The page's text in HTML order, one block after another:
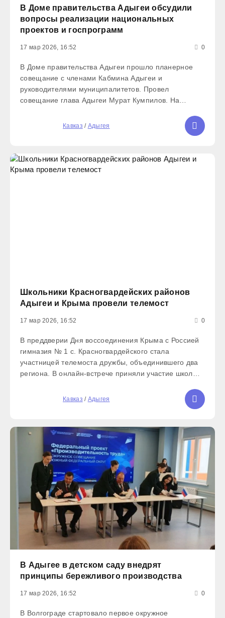
В Доме правительства Адыгеи обсудили
вопросы реализации национальных
проектов и госпрограмм
17 мар 2026, 16:52 0
В Доме правительства Адыгеи прошло планерное
совещание с членами Кабмина Адыгеи и
руководителями муниципалитетов. Провел
совещание глава Адыгеи Мурат Кумпилов. На
национальных проектов, госпрограмм, партийных
проектов «Единой России». Благодаря федеральной
Кавказ / Адыгея
Школьники Красногвардейских районов
Адыгеи и Крыма провели телемост
17 мар 2026, 16:52 0
В преддверии Дня воссоединения Крыма с Россией
гимназия № 1 с. Красногвардейского стала
участницей телемоста дружбы, объединившего два
региона. В онлайн-встрече приняли участие школы
обучающиеся из Красногвардейского района
Кавказ / Адыгея
В Адыгее в детском саду внедрят
принципы бережливого производства
17 мар 2026, 16:52 0
В Волгограде стартовало первое окружное